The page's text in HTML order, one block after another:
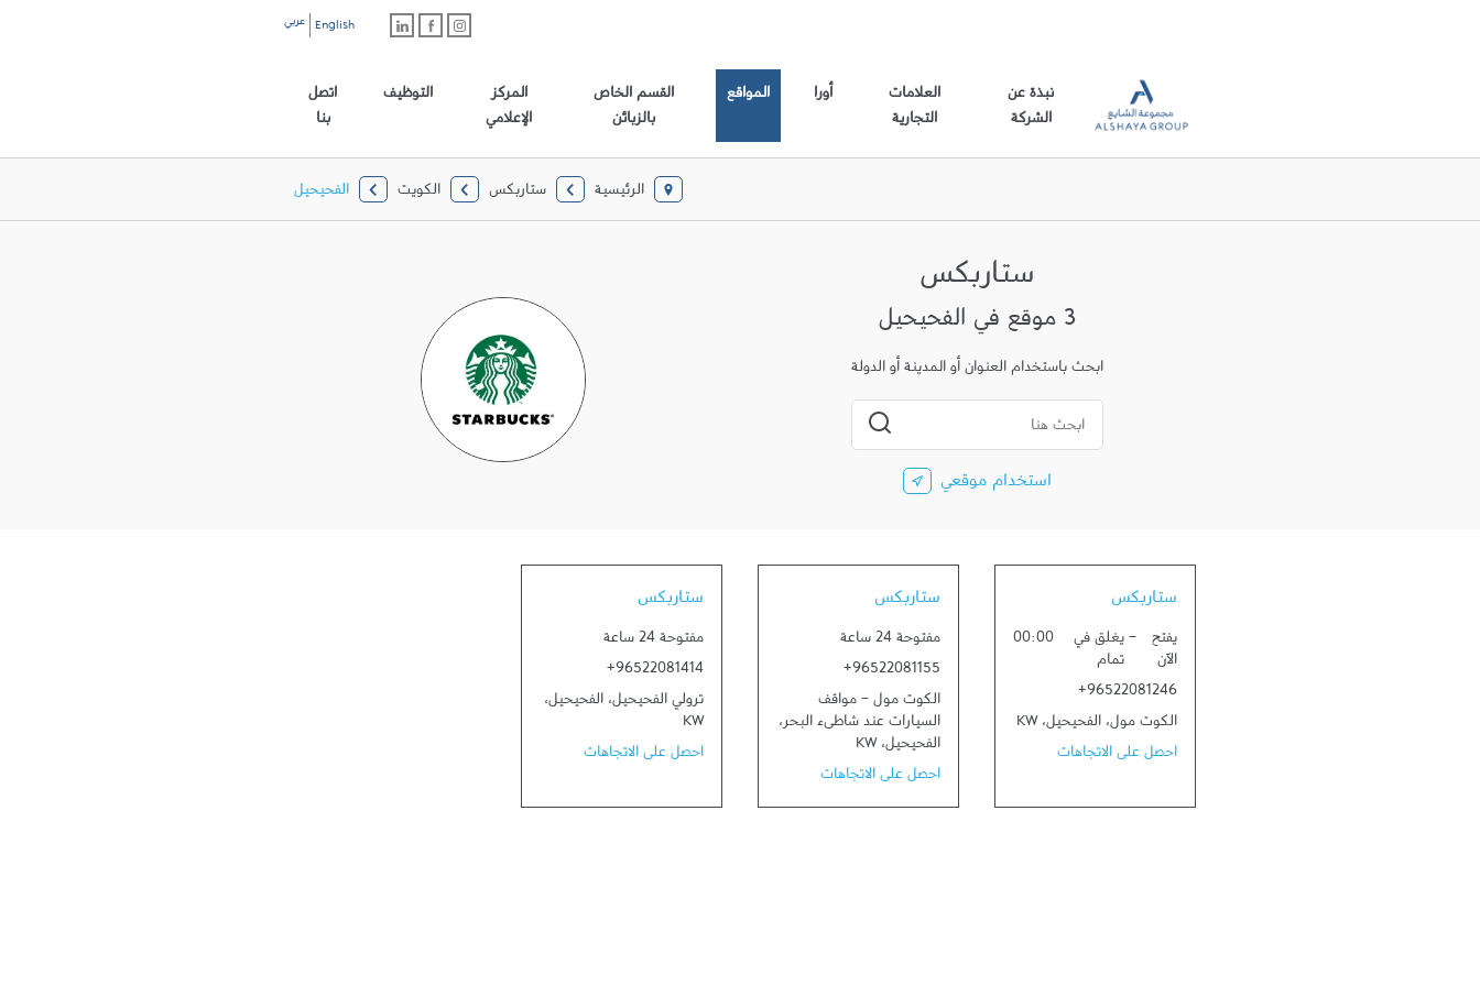
English عربي
نبذة عن
الشركة
العلامات
التجارية
أورا المواقع
القسم الخاص
بالزبائن
المركز
الإعلامي
التوظيف
اتصل
بنا
الرئيسية ستاربكس الكويت الفحيحيل
ستاربكس
3 موقع في الفحيحيل
ابحث باستخدام العنوان أو المدينة أو الدولة
استخدام موقعي
ستاربكس
يفتح
الآن
- يغلق في
تمام
00:00
+96522081246
الكوت مول، الفحيحيل، KW
احصل على الاتجاهات
ستاربكس
مفتوحة 24 ساعة
+96522081155
الكوت مول - مواقف
السيارات عند شاطىء البحر،
الفحيحيل، KW
احصل على الاتجاهات
ستاربكس
مفتوحة 24 ساعة
+96522081414
ترولي الفحيحيل، الفحيحيل،
KW
احصل على الاتجاهات